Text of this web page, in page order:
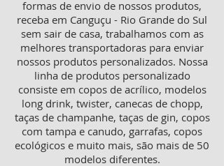
formas de envio de nossos produtos,
receba em Canguçu - Rio Grande do Sul
sem sair de casa, trabalhamos com as
melhores transportadoras para enviar
nossos produtos personalizados. Nossa
linha de produtos personalizado
consiste em copos de acrílico, modelos
long drink, twister, canecas de chopp,
taças de champanhe, taças de gin, copos
com tampa e canudo, garrafas, copos
ecológicos e muito mais, são mais de 50
modelos diferentes.